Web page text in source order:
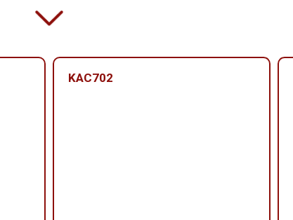
KAC702